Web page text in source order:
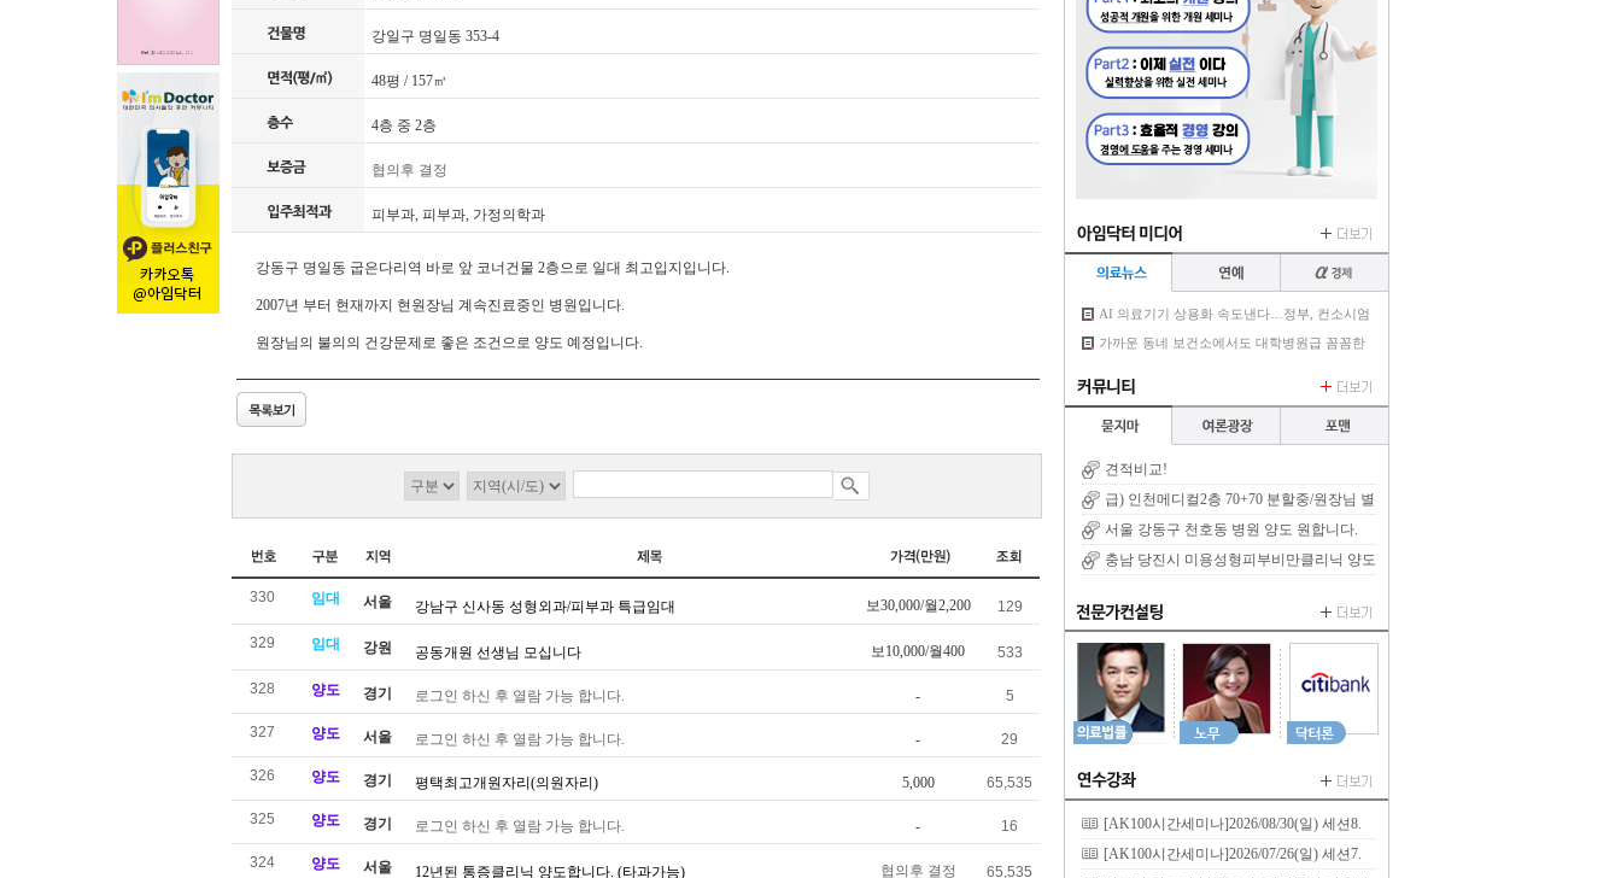
AI 의료기기 상용화 속도낸다…정부, 컨소시엄
6곳 선정
가까운 동네 보건소에서도 대학병원급 꼼꼼한
견적비교!
급) 인천메디컬2층 70+70 분할중/원장님 별
세로 양도/권리금X 렌트프리
서울 강동구 천호동 병원 양도 원합니다.
충남 당진시 미용성형피부비만클리닉 양도
[AK100시간세미나]2026/08/30(일) 세션8.
기능신경학
[AK100시간세미나]2026/07/26(일) 세션7.
강일구 명일동 353-4
48평 / 157㎥
4층 중 2층
협의후 결정
피부과, 피부과, 가정의학과
강동구 명일동 굽은다리역 바로 앞 코너건물 2층으로 일대 최고입지입니다.
2007년 부터 현재까지 현원장님 계속진료중인 병원입니다.
원장님의 불의의 건강문제로 좋은 조건으로 양도 예정입니다.
330 임대 서울 보30,000/월2,200 129
강남구 신사동 성형외과/피부과 특급임대
329 임대 강원 보10,000/월400 533
공동개원 선생님 모십니다
328 양도 경기 - 5
로그인 하신 후 열람 가능 합니다.
327 양도 서울 - 29
로그인 하신 후 열람 가능 합니다.
326 양도 경기 5,000 65,535
평택최고개원자리(의원자리)
325 양도 경기 - 16
로그인 하신 후 열람 가능 합니다.
324 양도 서울 협의후 결정 65,535
12년된 통증클리닉 양도합니다. (타과가능)